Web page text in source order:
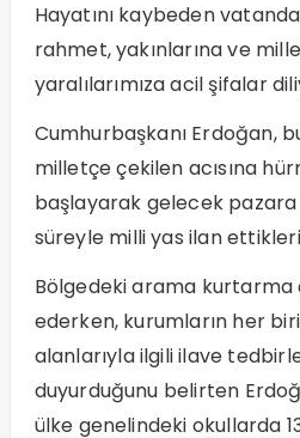
Hayatını kaybeden
rahmet, yakınlarına ve
yaralılarımıza acil şifalar
Cumhurbaşkanı Erdoğan,
milletçe çekilen acısına
başlayarak gelecek
süreyle milli yas ilan
Bölgedeki arama kurtarma
ederken, kurumların her
alanlarıyla ilgili ilave
duyurduğunu belirten
ülke genelindeki okullarda